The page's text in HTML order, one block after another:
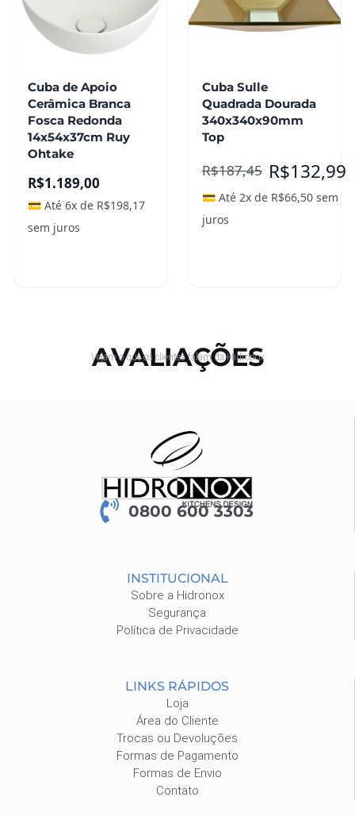
Cuba de Apoio
Cerâmica Branca
Fosca Redonda
14x54x37cm Ruy
Ohtake
R$1.189,00
💳 Até 6x de R$198,17
sem juros
Cuba Sulle
Quadrada Dourada
340x340x90mm
Top
R$187,45 R$132,99
💳 Até 2x de R$66,50sem
juros
AVALIAÇÕES
Vejam o que os clientes falam da Hidronox
0800 600 3303
INSTITUCIONAL
Sobre a Hidronox
Segurança
Política de Privacidade
LINKS RÁPIDOS
Loja
Área do Cliente
Trocas ou Devoluções
Formas de Pagamento
Formas de Envio
Contato